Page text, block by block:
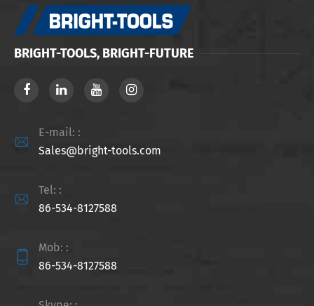
BRIGHT-TOOLS, BRIGHT-FUTURE

E-mail: :
Sales@bright-tools.com

Tel: :
86-534-8127588

Mob: :
86-534-8127588